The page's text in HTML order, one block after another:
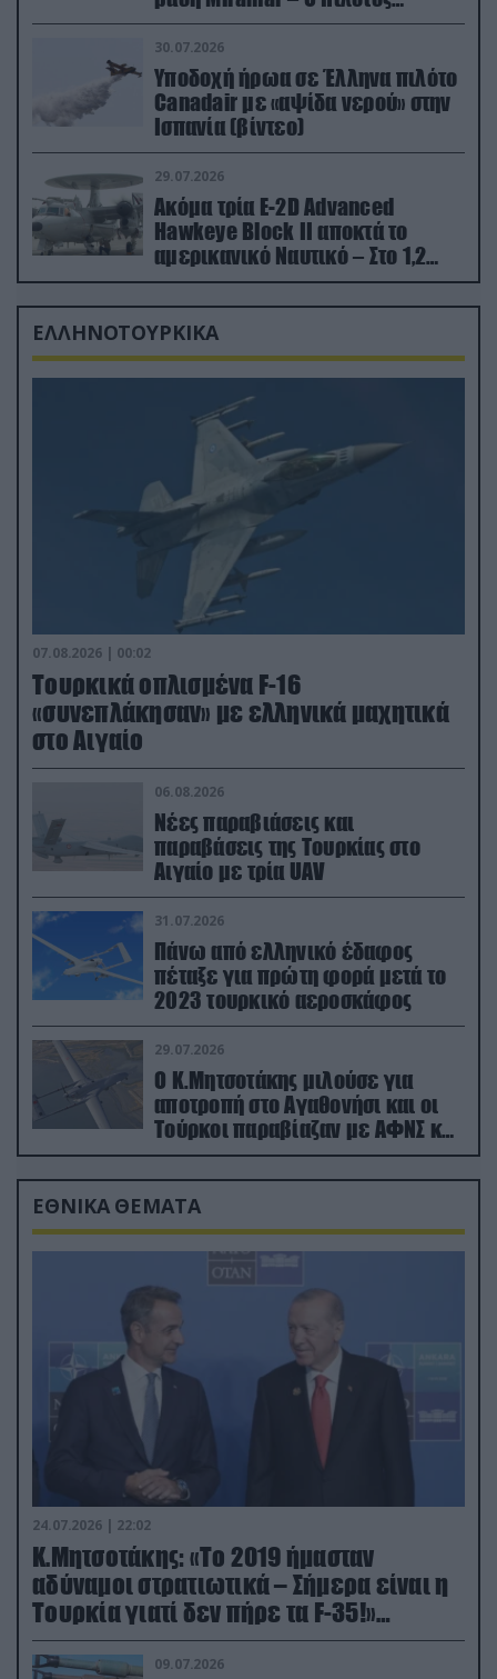
εκτινάχθηκε εγκαίρως
30.07.2026
Υποδοχή ήρωα σε Έλληνα πιλότο
Canadair με «αψίδα νερού» στην
Ισπανία (βίντεο)
29.07.2026
Ακόμα τρία E-2D Advanced
Hawkeye Block II αποκτά το
αμερικανικό Ναυτικό – Στο 1,2
δισ.δολάρια το κόστος
ΕΛΛΗΝΟΤΟΥΡΚΙΚΑ
07.08.2026 | 00:02
Τουρκικά οπλισμένα F-16
«συνεπλάκησαν» με ελληνικά μαχητικά
στο Αιγαίο
06.08.2026
Νέες παραβιάσεις και
παραβάσεις της Τουρκίας στο
Αιγαίο με τρία UAV
31.07.2026
Πάνω από ελληνικό έδαφος
πέταξε για πρώτη φορά μετά το
2023 τουρκικό αεροσκάφος
29.07.2026
Ο Κ.Μητσοτάκης μιλούσε για
αποτροπή στο Αγαθονήσι και οι
Τούρκοι παραβίαζαν με ΑΦΝΣ και
drone
ΕΘΝΙΚΑ ΘΕΜΑΤΑ
24.07.2026 | 22:02
Κ.Μητσοτάκης: «Το 2019 ήμασταν
αδύναμοι στρατιωτικά – Σήμερα είναι η
Τουρκία γιατί δεν πήρε τα F-35!»
(βίντεο)
09.07.2026